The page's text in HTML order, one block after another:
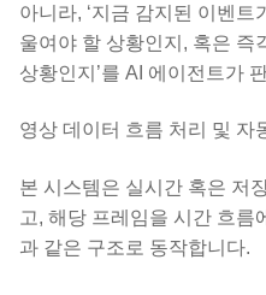
아니라, ‘지금 감지된 이벤트
울여야 할 상황인지, 혹은 즉
상황인지’를 AI 에이전트가
영상 데이터 흐름 처리 및 자
본 시스템은 실시간 혹은 저
고, 해당 프레임을 시간 흐름
과 같은 구조로 동작합니다.